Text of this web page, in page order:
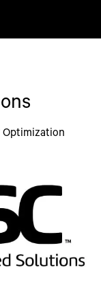
Optimization